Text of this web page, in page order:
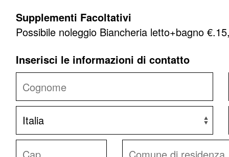
Supplementi Facoltativi
Possibile noleggio Biancheria letto+bagno
Inserisci le informazioni di contatto